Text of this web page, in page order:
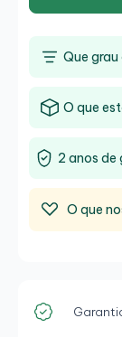
excecional
espetacular
360°oferece
desfrutar de
Que
O que
2 anos de
O que